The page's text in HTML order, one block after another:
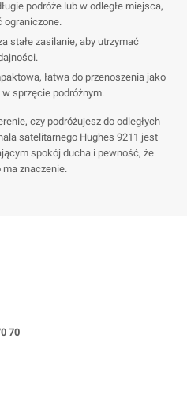
podróże lub w odległe miejsca,
ograniczone.
stałe zasilanie, aby utrzymać
łatwa do przenoszenia jako
sprzęcie podróżnym.
czy podróżujesz do odległych
satelitarnego Hughes 9211 jest
spokój ducha i pewność, że
znaczenie.
70